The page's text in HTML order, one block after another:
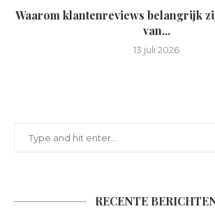
Waarom klantenreviews belangrijk
van...
13 juli 2026
RECENTE